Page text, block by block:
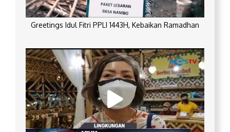
Greetings Idul Fitri PPLI 1443H, Kebaikan Ramadhan